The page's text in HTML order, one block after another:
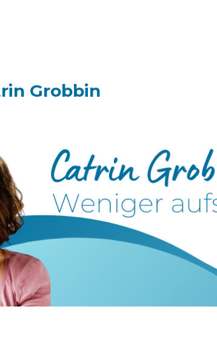
Grobbin